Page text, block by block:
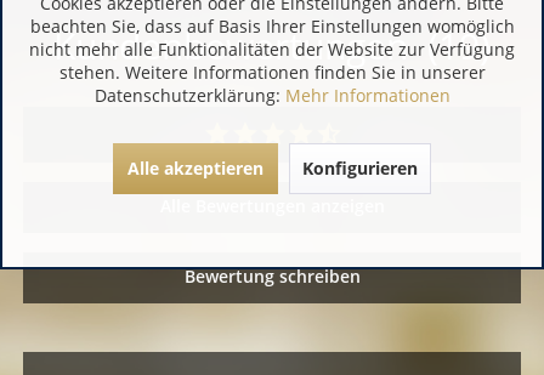
Kundenbewertungen (19)
Bewertung schreiben
beachten Sie, dass auf Basis Ihrer Einstellungen womöglich
nicht mehr alle Funktionalitäten der Website zur Verfügung
stehen. Weitere Informationen finden Sie in unserer
Datenschutzerklärung: Mehr Informationen
Alle akzeptieren Konfigurieren